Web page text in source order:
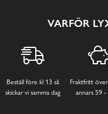
VARFÖR
Beställ före kl 13 så
skickar vi samma dag
Fraktfritt
annars 59 -